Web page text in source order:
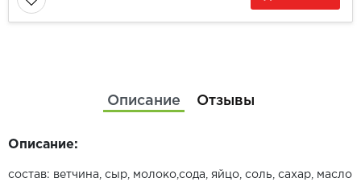
Описание Отзывы
Описание:
состав: ветчина, сыр, молоко,сода, яйцо, соль, сахар, масло